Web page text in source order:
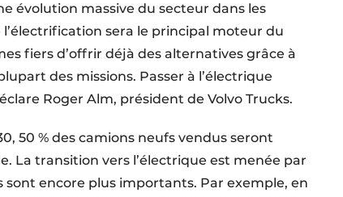
évolution massive du secteur dans les
sera le principal moteur du
fiers d’offrir déjà des alternatives grâce à
des missions. Passer à l’électrique
Roger Alm, président de Volvo Trucks.
50 % des camions neufs vendus seront
La transition vers l’électrique est menée par
sont encore plus importants. Par exemple, en